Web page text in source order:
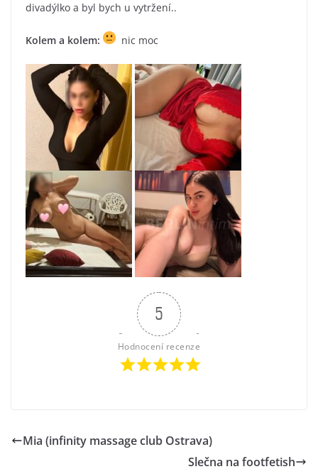
divadýlko a byl bych u vytržení..
Kolem a kolem: nic moc
5
Hodnocení recenze
Mia (infinity massage club Ostrava)
Slečna na footfetish